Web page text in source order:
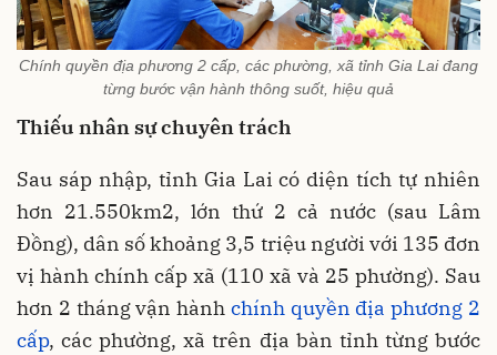
Chính quyền địa phương 2 cấp, các phường, xã tỉnh Gia Lai đang
từng bước vận hành thông suốt, hiệu quả
Thiếu nhân sự chuyên trách
Sau sáp nhập, tỉnh Gia Lai có diện tích tự nhiên
hơn 21.550km2, lớn thứ 2 cả nước (sau Lâm
Đồng), dân số khoảng 3,5 triệu người với 135 đơn
vị hành chính cấp xã (110 xã và 25 phường). Sau
hơn 2 tháng vận hành chính quyền địa phương 2
cấp, các phường, xã trên địa bàn tỉnh từng bước